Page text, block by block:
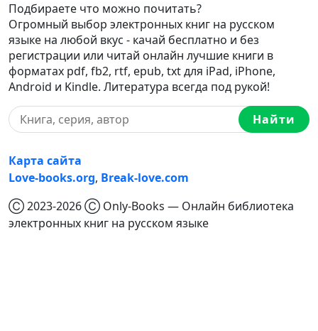
Подбираете что можно почитать?
Огромный выбор электронных книг на русском
языке на любой вкус - качай бесплатно и без
регистрации или читай онлайн лучшие книги в
форматах pdf, fb2, rtf, epub, txt для iPad, iPhone,
Android и Kindle. Литература всегда под рукой!
Найти
Карта сайта
Love-books.org, Break-love.com
Ⓒ 2023-2026 Ⓒ Only-Books — Онлайн библиотека
электронных книг на русском языке